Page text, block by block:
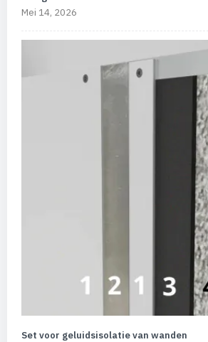
Mei 14, 2026
Set voor geluidsisolatie van wanden